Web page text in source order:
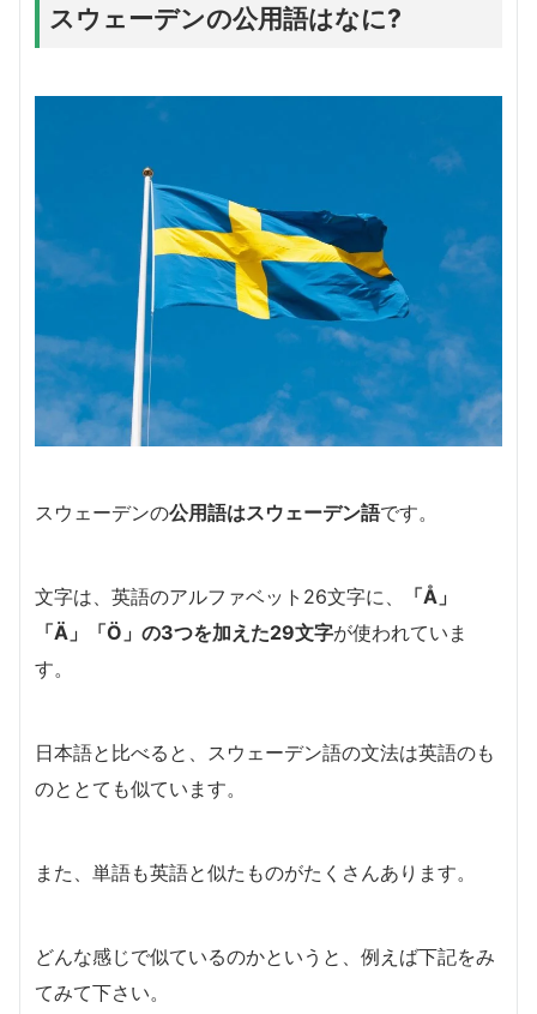
スウェーデンの公用語はなに?
スウェーデンの公用語はスウェーデン語です。
文字は、英語のアルファベット26文字に、
「Å」
「Ä」「Ö」の3つを加えた29文字が使われていま
す。
日本語と比べると、スウェーデン語の文法は英語のも
のととても似ています。
また、単語も英語と似たものがたくさんあります。
どんな感じで似ているのかというと、例えば下記をみ
てみて下さい。